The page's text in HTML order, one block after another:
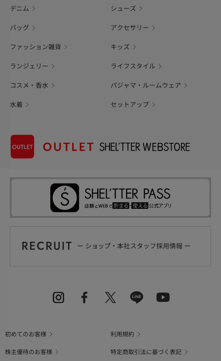
デニム シューズ
バッグ アクセサリー
ファッション雑貨 キッズ
ランジェリー ライフスタイル
コスメ・香水 パジャマ・ルームウェア
水着 セットアップ
初めてのお客様
利用規約
株主優待のお客様
特定商取引法に基づく表記